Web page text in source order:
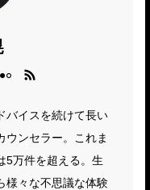
バイスを続けて長い
ウンセラー。これま
5万件を超える。生
様々な不思議な体験